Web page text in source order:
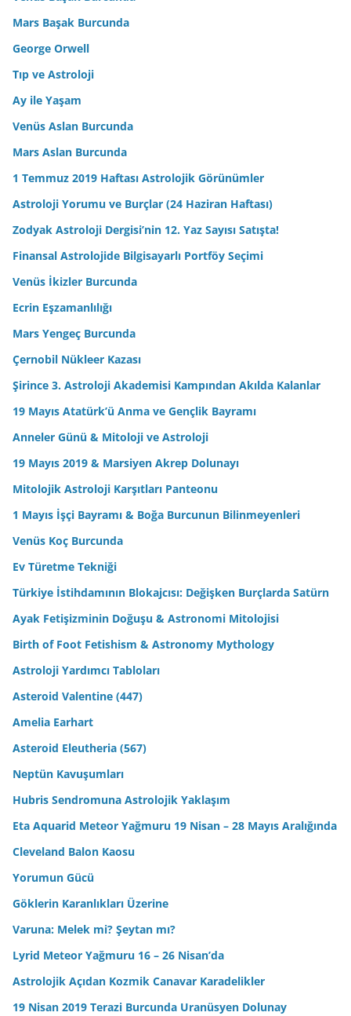
Mars Başak Burcunda
George Orwell
Tıp ve Astroloji
Ay ile Yaşam
Venüs Aslan Burcunda
Mars Aslan Burcunda
1 Temmuz 2019 Haftası Astrolojik Görünümler
Astroloji Yorumu ve Burçlar (24 Haziran Haftası)
Zodyak Astroloji Dergisi’nin 12. Yaz Sayısı Satışta!
Finansal Astrolojide Bilgisayarlı Portföy Seçimi
Venüs İkizler Burcunda
Ecrin Eşzamanlılığı
Mars Yengeç Burcunda
Çernobil Nükleer Kazası
Şirince 3. Astroloji Akademisi Kampından Akılda Kalanlar
19 Mayıs Atatürk’ü Anma ve Gençlik Bayramı
Anneler Günü & Mitoloji ve Astroloji
19 Mayıs 2019 & Marsiyen Akrep Dolunayı
Mitolojik Astroloji Karşıtları Panteonu
1 Mayıs İşçi Bayramı & Boğa Burcunun Bilinmeyenleri
Venüs Koç Burcunda
Ev Türetme Tekniği
Türkiye İstihdamının Blokajcısı: Değişken Burçlarda Satürn
Ayak Fetişizminin Doğuşu & Astronomi Mitolojisi
Birth of Foot Fetishism & Astronomy Mythology
Astroloji Yardımcı Tabloları
Asteroid Valentine (447)
Amelia Earhart
Asteroid Eleutheria (567)
Neptün Kavuşumları
Hubris Sendromuna Astrolojik Yaklaşım
Eta Aquarid Meteor Yağmuru 19 Nisan – 28 Mayıs Aralığında
Cleveland Balon Kaosu
Yorumun Gücü
Göklerin Karanlıkları Üzerine
Varuna: Melek mi? Şeytan mı?
Lyrid Meteor Yağmuru 16 – 26 Nisan’da
Astrolojik Açıdan Kozmik Canavar Karadelikler
19 Nisan 2019 Terazi Burcunda Uranüsyen Dolunay